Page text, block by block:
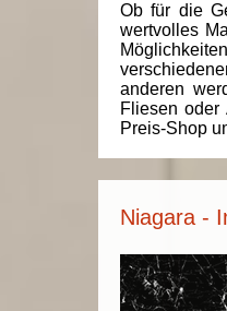
Ob für die
wertvolles
anderen
Fliesen oder
Preis-Shop
Niagara -